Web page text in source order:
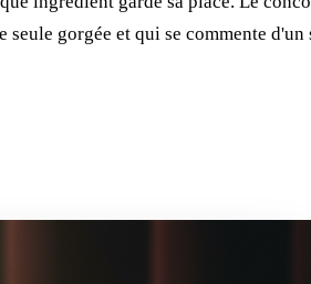
gorgée et qui se commente d'un